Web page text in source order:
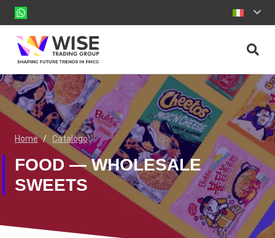
Home / Catalogo
FOOD — WHOLESALE
SWEETS